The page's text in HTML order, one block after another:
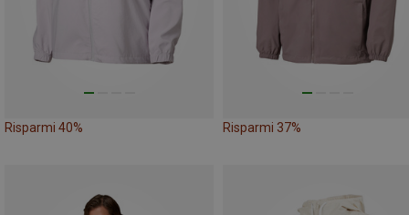
Risparmi 40% Risparmi 37%